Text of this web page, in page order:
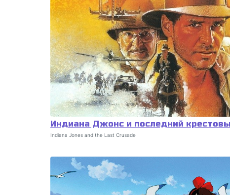
Индиана Джонс и последний
Indiana Jones and the Last Crusade